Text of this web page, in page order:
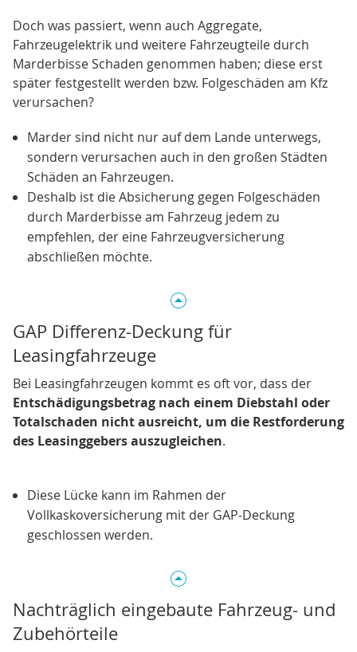
Doch was passiert, wenn auch Aggregate,
Fahrzeugelektrik und weitere Fahrzeugteile durch
Marderbisse Schaden genommen haben; diese erst
später festgestellt werden bzw. Folgeschäden am Kfz
verursachen?
Marder sind nicht nur auf dem Lande unterwegs,
sondern verursachen auch in den großen Städten
Schäden an Fahrzeugen.
Deshalb ist die Absicherung gegen Folgeschäden
durch Marderbisse am Fahrzeug jedem zu
empfehlen, der eine Fahrzeugversicherung
abschließen möchte.
GAP Differenz-Deckung für
Leasingfahrzeuge
Bei Leasingfahrzeugen kommt es oft vor, dass der
Entschädigungsbetrag nach einem Diebstahl oder
Totalschaden nicht ausreicht, um die Restforderung
des Leasinggebers auszugleichen.
Diese Lücke kann im Rahmen der
Vollkaskoversicherung mit der GAP-Deckung
geschlossen werden.
Nachträglich eingebaute Fahrzeug- und
Zubehörteile